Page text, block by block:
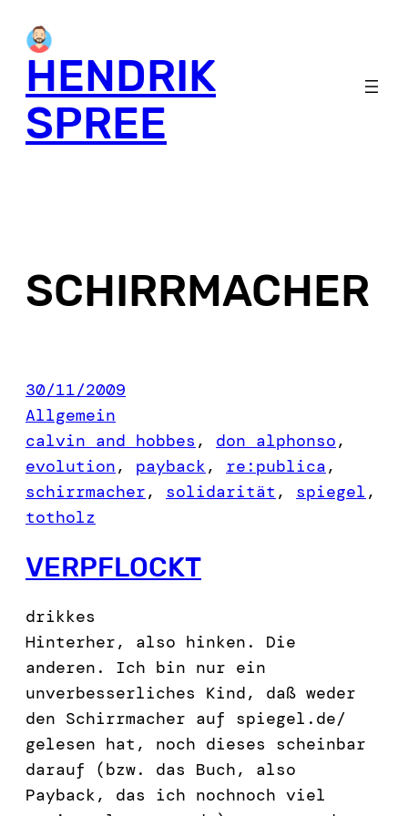
content
HENDRIK
SPREE
SCHIRRMACHER
30/11/2009
Allgemein
calvin and hobbes , don alphonso
evolution, payback, re:publica
schirrmacher, solidarität , spiegel
totholz
VERPFLOCKT
drikkes
Hinterher, also hinken. Die
anderen. Ich bin nur ein
unverbesserliches Kind, daß weder
den Schirrmacher auf spiegel.de/
gelesen hat, noch dieses scheinbar
darauf (bzw. das Buch, also
Payback, das ich nochnoch viel